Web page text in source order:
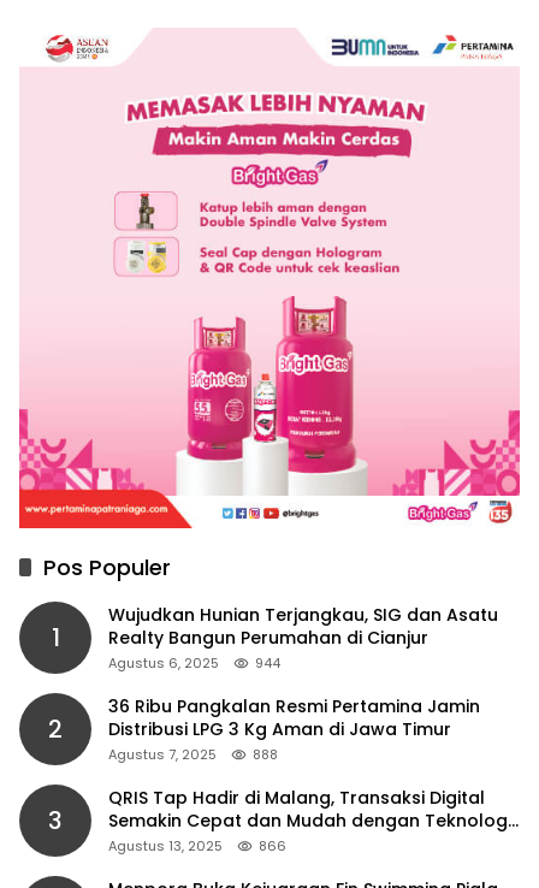
Pos Populer
1
Wujudkan Hunian Terjangkau, SIG dan Asatu
Realty Bangun Perumahan di Cianjur
Agustus 6, 2025 944
2
36 Ribu Pangkalan Resmi Pertamina Jamin
Distribusi LPG 3 Kg Aman di Jawa Timur
Agustus 7, 2025 888
3
QRIS Tap Hadir di Malang, Transaksi Digital
Semakin Cepat dan Mudah dengan Teknologi
NFC
Agustus 13, 2025 866